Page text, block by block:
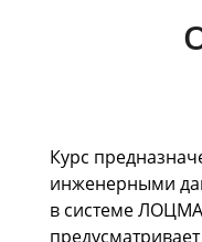
Курс
инженерными
в системе